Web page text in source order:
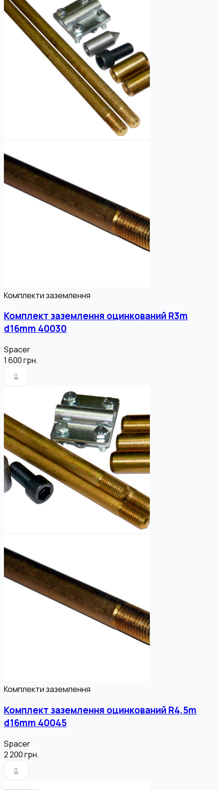
Комплекти заземлення
Комплект заземлення оцинкований R3m
d16mm 40030
Spacer
1 600грн.
Комплекти заземлення
Комплект заземлення оцинкований R4,5m
d16mm 40045
Spacer
2 200грн.